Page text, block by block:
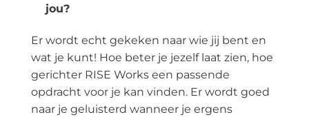
jou?
Er wordt echt gekeken naar wie jij bent en
wat je kunt! Hoe beter je jezelf laat zien, hoe
gerichter RISE Works een passende
opdracht voor je kan vinden. Er wordt goed
naar je geluisterd wanneer je ergens